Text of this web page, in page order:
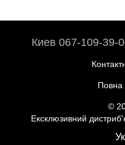
Киев 067-109-39-
Повна
©
Ексклюзивний